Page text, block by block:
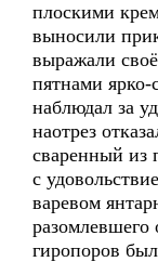
плоскими
выносили
выражали
пятнами ярко-
наблюдал за
наотрез
сваренный из
с
варевом
разомлевшего
гиропоров